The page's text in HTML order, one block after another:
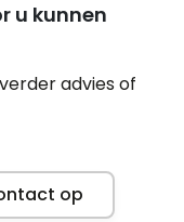
u kunnen
advies of
op